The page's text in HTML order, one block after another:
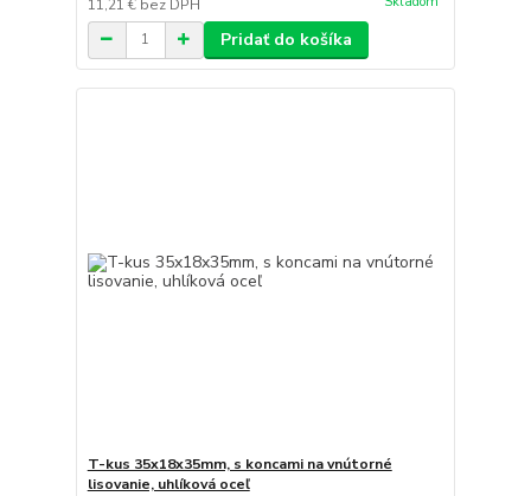
11,21 € bez DPH
Pridať do košíka
T-kus 35x18x35mm, s koncami na vnútorné
lisovanie, uhlíková oceľ